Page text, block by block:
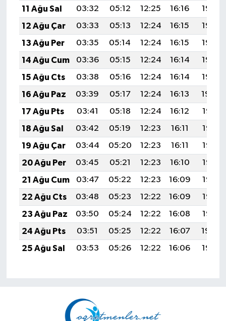
11 Ağu Sal
03:32 05:12 12:25 16:16
19:27
12 Ağu Çar
03:33 05:13 12:24 16:15
19:26
13 Ağu Per
03:35 05:14 12:24 16:15
19:25
14 Ağu Cum
03:36 05:15 12:24 16:14
19:23
15 Ağu Cts
03:38 05:16 12:24 16:14
19:22
16 Ağu Paz
03:39 05:17 12:24 16:13
19:20
17 Ağu Pts
03:41 05:18 12:24 16:12
19:19
18 Ağu Sal
03:42 05:19 12:23 16:11
19:18
19 Ağu Çar
03:44 05:20 12:23 16:11
19:16
20 Ağu Per
03:45 05:21 12:23 16:10
19:15
21 Ağu Cum
03:47 05:22 12:23 16:09
19:13
22 Ağu Cts
03:48 05:23 12:22 16:09
19:12
23 Ağu Paz
03:50 05:24 12:22 16:08
19:10
24 Ağu Pts
03:51 05:25 12:22 16:07
19:09
25 Ağu Sal
03:53 05:26 12:22 16:06 19:07